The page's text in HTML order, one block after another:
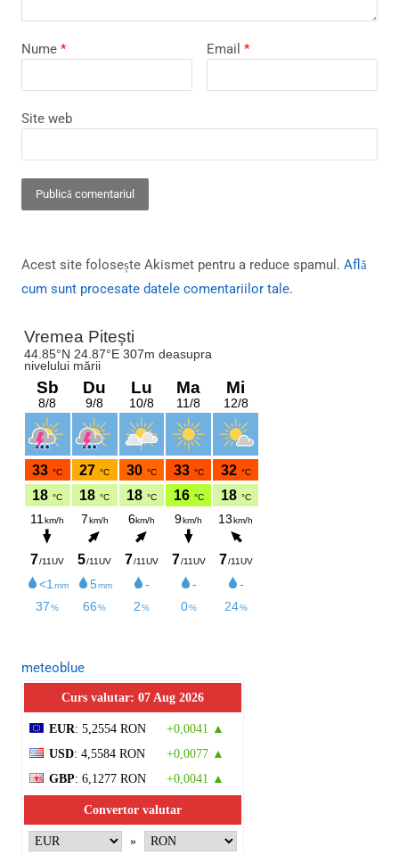
Nume * Email *
Site web
Acest site folosește Akismet pentru a reduce spamul. Află
cum sunt procesate datele comentariilor tale.
meteoblue
Curs valutar: 07 Aug 2026
EUR: 5,2554 RON
+0,0041 ▲
USD: 4,5584 RON
+0,0077 ▲
GBP: 6,1277 RON +0,0041 ▲
Convertor valutar
»